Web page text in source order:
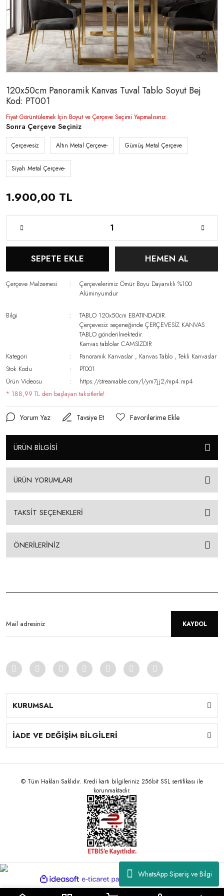
WhatsApp Sipariş ve Bilgi
120x50cm Panoramik Kanvas Tuval Tablo Soyut Bej
Kod: PT001
Fiyat Görüntülemek İçin Boyut ve Çerçeve Seçimi Yapmalısınız
Sonra Çerçeve Seçiniz
Çerçevesiz Altın Metal Çerçeve- Gümüş Metal Çerçeve
Siyah Metal Çerçeve-
1.900,00 TL
SEPETE EKLE HEMEN AL
Çerçeve Malzemesi
Çerçevelerimiz Ömür Boyu Dayanıklı %100
Alüminyumdur
Bilgi
TABLO 120x50cm EBATINDADIR.
Çerçevesiz seçeneğinde ÇERÇEVESİZ KANVAS
TABLO gönderilmektedir.
Kanvas tablolar CAMSIZDIR
Kategori
Panoramik Kanvaslar , Kanvas Tablo ,Tekli Kanvaslar
Stok Kodu
PT001
Ürün Videosu
https://streamable.com/l/ym7jj2/mp4.mp4
* 188,99 TL den başlayan taksitlerle!
Yorum Yaz Tavsiye Et
ÜRÜN BİLGİSİ
ÜRÜN YORUMLARI
TAKSİT SEÇENEKLERİ
ÖNERİLERİNİZ
KAYDOL
KURUMSAL
İADE VE DEĞİŞİM BİLGİLERİ
© Tüm Hakları Saklıdır. Kredi kartı bilgileriniz 256bit SSL sertifikası ile
korunmaktadır.
ideasoft
ticaret
ile
hazırlandı.